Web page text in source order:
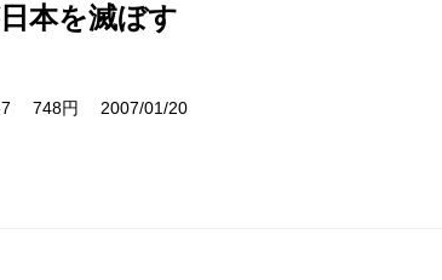
本を滅ぼす
7 748円 2007/01/20